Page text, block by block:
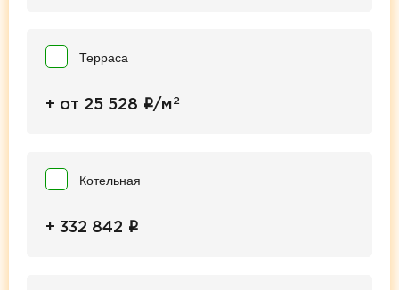
Терраса
+ от 25 528 i/м2
Котельная
+ 332 842 i